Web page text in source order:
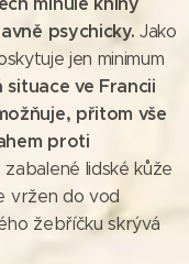
psychicky. Jako
jen minimum
situace ve Francii
přitom vše
proti
zabalené lidské kůže
vržen do vod
žebříčku skrývá